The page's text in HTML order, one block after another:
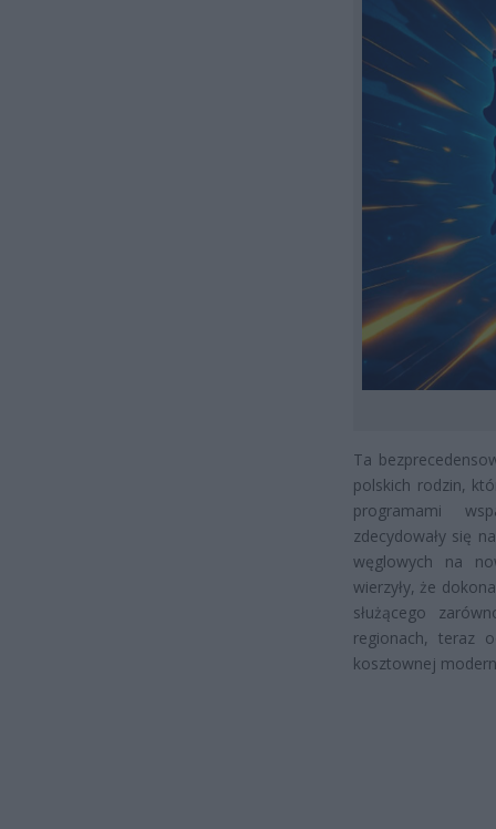
Ta
polskich rodzin,
programami
zdecydowały się
węglowych na
wierzyły, że
służącego
regionach, teraz
kosztownej